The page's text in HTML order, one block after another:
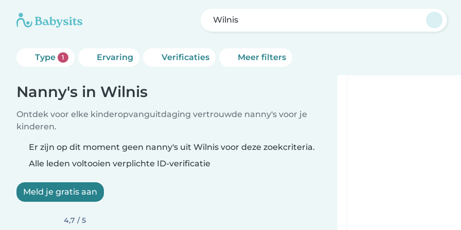
Wilnis
Type 1 Ervaring Verificaties Meer filters
Nanny's in Wilnis
Ontdek voor elke kinderopvanguitdaging vertrouwde nanny's voor je
kinderen.
Er zijn op dit moment geen nanny's uit Wilnis voor deze zoekcriteria.
Alle leden voltooien verplichte ID-verificatie
Meld je gratis aan
4,7 / 5